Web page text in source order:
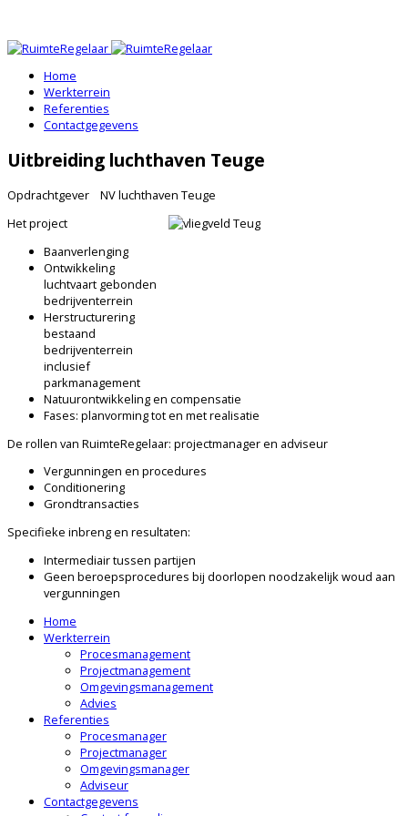
Home
Werkterrein
Referenties
Contactgegevens
Uitbreiding luchthaven Teuge
Opdrachtgever NV luchthaven Teuge
Het project
Baanverlenging
Ontwikkeling
luchtvaart gebonden
bedrijventerrein
Herstructurering
bestaand
bedrijventerrein
inclusief
parkmanagement
Natuurontwikkeling en compensatie
Fases: planvorming tot en met realisatie
De rollen van RuimteRegelaar: projectmanager en adviseur
Vergunningen en procedures
Conditionering
Grondtransacties
Specifieke inbreng en resultaten:
Intermediair tussen partijen
Geen beroepsprocedures bij doorlopen noodzakelijk woud aan
vergunningen
Home
Werkterrein
Procesmanagement
Projectmanagement
Omgevingsmanagement
Advies
Referenties
Procesmanager
Projectmanager
Omgevingsmanager
Adviseur
Contactgegevens